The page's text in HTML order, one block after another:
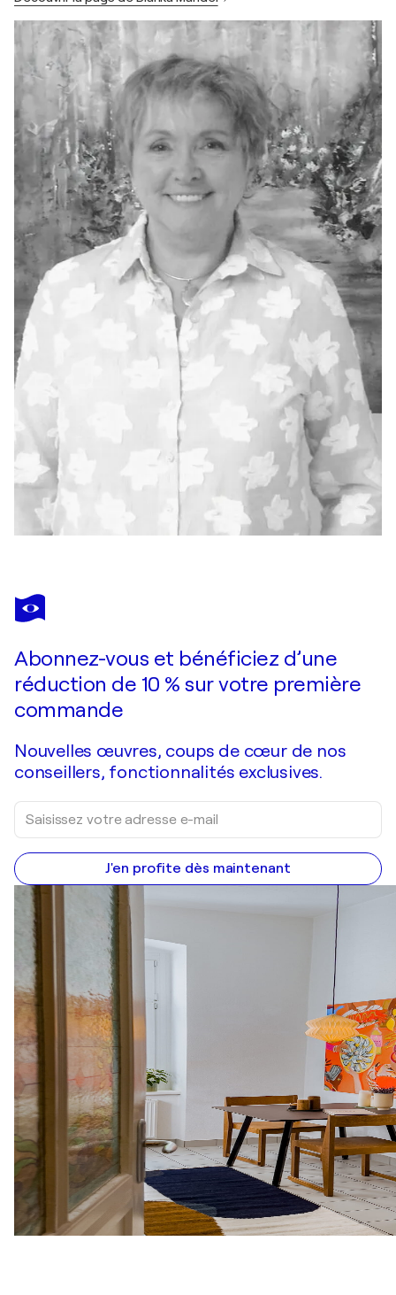
Abonnez-vous et bénéficiez d’une
réduction de 10 % sur votre première
commande
Nouvelles œuvres, coups de cœur de nos
conseillers, fonctionnalités exclusives.
J'en profite dès maintenant